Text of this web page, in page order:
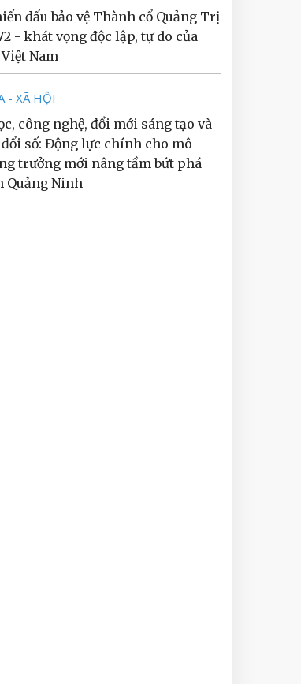
đấu bảo vệ Thành cổ Quảng Trị
- khát vọng độc lập, tự do của
Nam
- XÃ HỘI
công nghệ, đổi mới sáng tạo và
số: Động lực chính cho mô
trưởng mới nâng tầm bứt phá
Quảng Ninh